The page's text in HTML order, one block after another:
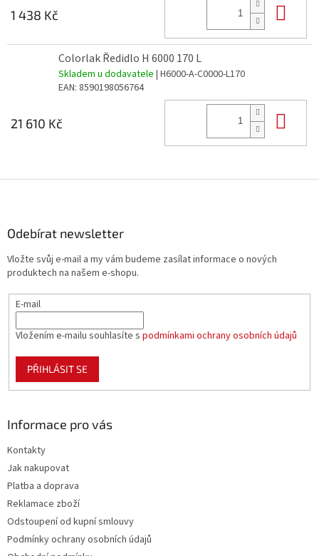
1 438 Kč
Colorlak Ředidlo H 6000 170 L
Skladem u dodavatele | H6000-A-C0000-L170
EAN: 8590198056764
21 610 Kč
Odebírat newsletter
Vložte svůj e-mail a my vám budeme zasílat informace o nových
produktech na našem e-shopu.
E-mail
Vložením e-mailu souhlasíte s podmínkami ochrany osobních údajů
PŘIHLÁSIT SE
Informace pro vás
Kontakty
Jak nakupovat
Platba a doprava
Reklamace zboží
Odstoupení od kupní smlouvy
Podmínky ochrany osobních údajů